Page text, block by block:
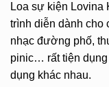
Loa sự kiện Lovina
trình diễn dành cho
nhạc đường phố,
pinic… rất tiện
dụng khác nhau.